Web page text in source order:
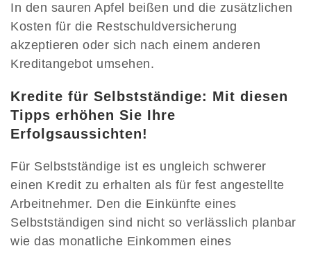
In den sauren Apfel beißen und die zusätzlichen
Kosten für die Restschuldversicherung
akzeptieren oder sich nach einem anderen
Kreditangebot umsehen.
Kredite für Selbstständige: Mit diesen
Tipps erhöhen Sie Ihre
Erfolgsaussichten!
Für Selbstständige ist es ungleich schwerer
einen Kredit zu erhalten als für fest angestellte
Arbeitnehmer. Den die Einkünfte eines
Selbstständigen sind nicht so verlässlich planbar
wie das monatliche Einkommen eines